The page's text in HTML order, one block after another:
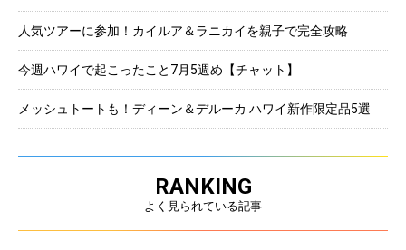
人気ツアーに参加！カイルア＆ラニカイを親子で完全攻略
今週ハワイで起こったこと7月5週め【チャット】
メッシュトートも！ディーン＆デルーカ ハワイ新作限定品5選
RANKING
よく見られている記事